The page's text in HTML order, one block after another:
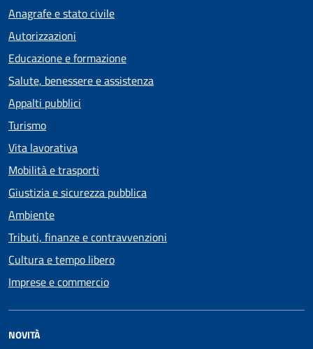
Anagrafe e stato civile
Autorizzazioni
Educazione e formazione
Salute, benessere e assistenza
Appalti pubblici
Turismo
Vita lavorativa
Mobilità e trasporti
Giustizia e sicurezza pubblica
Ambiente
Tributi, finanze e contravvenzioni
Cultura e tempo libero
Imprese e commercio
NOVITÀ